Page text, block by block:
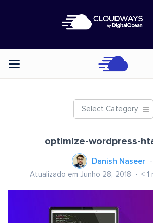
Categories
Select Category
optimize-wordpress-
Danish Naseer
Atualizado em Junho 28, 2018 < 1